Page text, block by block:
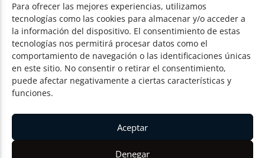
Para ofrecer las mejores experiencias, utilizamos
tecnologías como las cookies para almacenar y/o acceder a
la información del dispositivo. El consentimiento de estas
tecnologías nos permitirá procesar datos como el
comportamiento de navegación o las identificaciones únicas
en este sitio. No consentir o retirar el consentimiento,
puede afectar negativamente a ciertas características y
funciones.
Aceptar
Denegar
© Todos los derechos reservados